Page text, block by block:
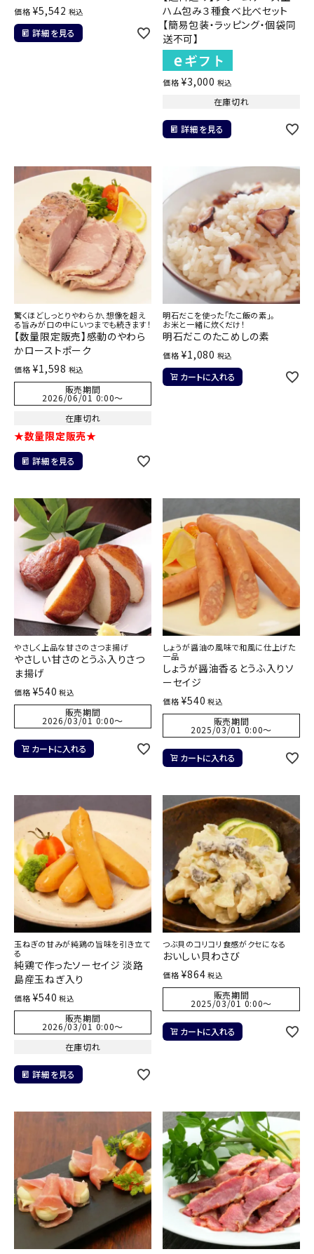
価格 ¥5,542 税込
詳細を見る
ハム包み３種食べ比べセット
【簡易包装・ラッピング・個袋同
送不可】
価格 ¥3,000 税込
在庫切れ
詳細を見る
驚くほどしっとりやわらか、想像を超え
る旨みが口の中にいつまでも続きます！
【数量限定販売】感動のやわら
かローストポーク
価格 ¥1,598 税込
販売期間
2026/06/01 0:00〜
在庫切れ
★数量限定販売★
詳細を見る
明石だこを使った「たこ飯の素」。
お米と一緒に炊くだけ！
明石だこのたこめしの素
価格 ¥1,080 税込
カートに入れる
やさしく上品な甘さのさつま揚げ
やさしい甘さのとうふ入りさつ
ま揚げ
価格 ¥540 税込
販売期間
2026/03/01 0:00〜
カートに入れる
しょうが醤油の風味で和風に仕上げた
一品
しょうが醤油香るとうふ入りソ
ーセイジ
価格 ¥540 税込
販売期間
2025/03/01 0:00〜
カートに入れる
玉ねぎの甘みが純鶏の旨味を引き立て
る
純鶏で作ったソーセイジ 淡路
島産玉ねぎ入り
価格 ¥540 税込
販売期間
2026/03/01 0:00〜
在庫切れ
詳細を見る
つぶ貝のコリコリ食感がクセになる
おいしい貝わさび
価格 ¥864 税込
販売期間
2025/03/01 0:00〜
カートに入れる